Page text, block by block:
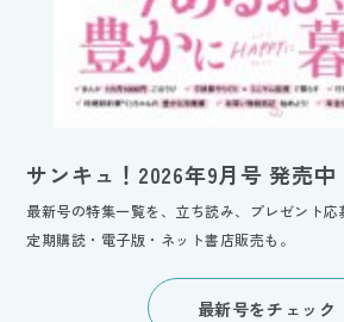
サンキュ！2026年9月号 発売中
最新号の特集一覧を、立ち読み、プレゼント応
定期購読・電子版・ネット書店販売も。
最新号をチェック